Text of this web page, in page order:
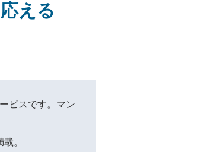
える
ビスです。マン
。